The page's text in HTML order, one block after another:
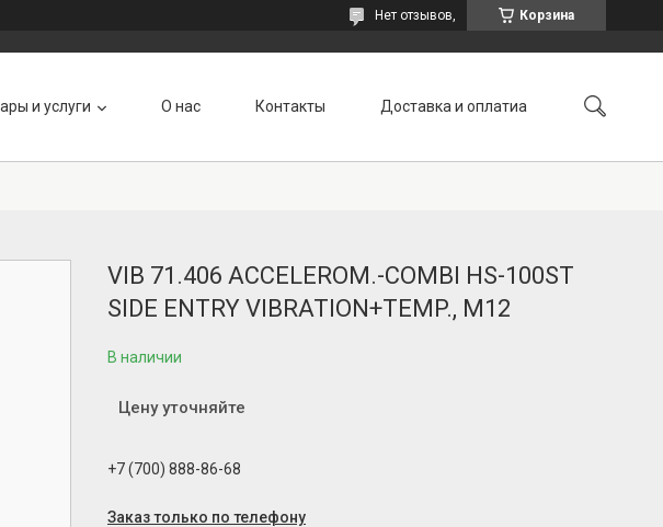
Корзина
Нет отзывов,
и услуги О нас Контакты Доставка и оплатиа
VIB 71.406 ACCELEROM.-COMBI HS-100ST
SIDE ENTRY VIBRATION+TEMP., M12
В наличии
Цену уточняйте
+7 (700) 888-86-68
Заказ только по телефону